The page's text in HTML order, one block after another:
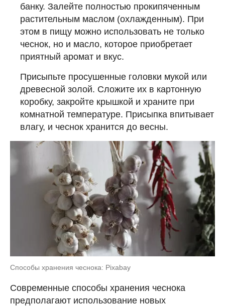
банку. Залейте полностью прокипяченным
растительным маслом (охлажденным). При
этом в пищу можно использовать не только
чеснок, но и масло, которое приобретает
приятный аромат и вкус.
Присыпьте просушенные головки мукой или
древесной золой. Сложите их в картонную
коробку, закройте крышкой и храните при
комнатной температуре. Присыпка впитывает
влагу, и чеснок хранится до весны.
Способы хранения чеснока: Pixabay
Современные способы хранения чеснока
предполагают использование новых